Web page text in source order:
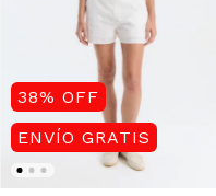
38% OFF
ENVÍO GRATIS